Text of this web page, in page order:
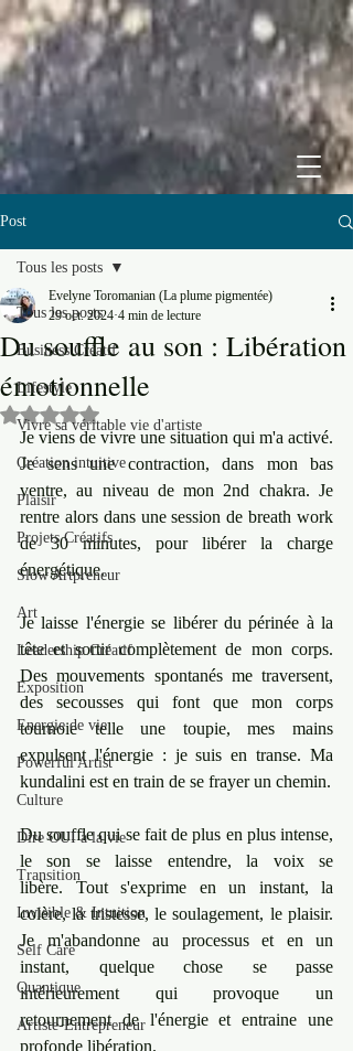
Post
Tous les posts
Business Créatif
Lifestyle
Vivre sa véritable vie d'artiste
Création intuitive
Plaisir
Projets Créatifs
Slow Artpreneur
Art
Leadership Créatif
Exposition
Energie de vie
Powerful Artist
Culture
Dire OUI à la vie
Transition
Invisible & Intuition
Self Care
Quantique
Artiste-Entrepreneur
Tous les posts
Du souffle au son : Libération
émotionnelle
Evelyne Toromanian (La plume pigmentée)
29 oct. 2024 4 min de lecture
Noté NaN étoiles sur 5.
Je viens de vivre une situation qui m'a activé.
Je sens une contraction, dans mon bas
ventre, au niveau de mon 2nd chakra. Je
rentre alors dans une session de breath work
de 30 minutes, pour libérer la charge
énergétique.
Je laisse l'énergie se libérer du périnée à la
tête et sortir complètement de mon corps.
Des mouvements spontanés me traversent,
des secousses qui font que mon corps
tournoie telle une toupie, mes mains
expulsent l'énergie : je suis en transe. Ma
kundalini est en train de se frayer un chemin.
Du souffle qui se fait de plus en plus intense,
le son se laisse entendre, la voix se
libère. Tout s'exprime en un instant, la
colère, la tristesse, le soulagement, le plaisir.
Je m'abandonne au processus et en un
instant, quelque chose se passe
intérieurement qui provoque un
retournement de l'énergie et entraine une
profonde libération.